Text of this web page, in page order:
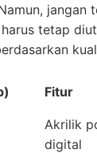
jangan
tetap
Fitur
Akrilik
digital